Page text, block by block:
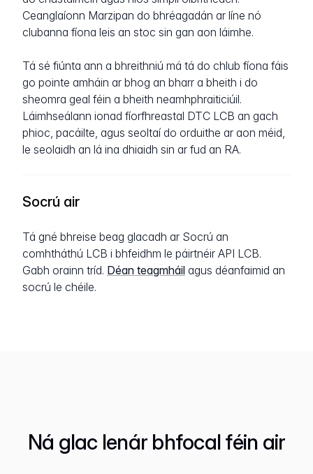
Ceanglaíonn Marzipan do bhréagadán ar líne nó
clubanna fíona leis an stoc sin gan aon láimhe.
Tá sé fiúnta ann a bhreithniú má tá do chlub fíona fáis
go pointe amháin ar bhog an bharr a bheith i do
sheomra geal féin a bheith neamhphraiticiúil.
Láimhseálann ionad fíorfhreastal DTC LCB an gach
phioc, pacáilte, agus seoltaí do orduithe ar aon méid,
le seolaidh an lá ina dhiaidh sin ar fud an RA.
Socrú air
Tá gné bhreise beag glacadh ar Socrú an
comhtháthú LCB i bhfeidhm le páirtnéir API LCB.
Gabh orainn tríd. Déan teagmháil agus déanfaimid an
socrú le chéile.
Ná glac lenár bhfocal féin air